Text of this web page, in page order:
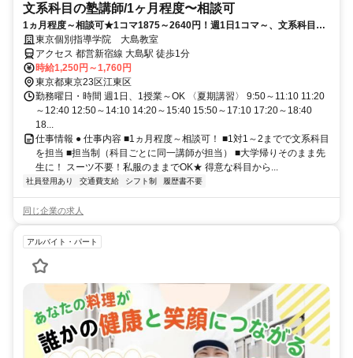
文系科目の塾講師/1ヶ月程度〜相談可
1ヵ月程度～相談可★1コマ1875～2640円！週1日1コマ～、文系科目を
担当！
東京個別指導学院 大島教室
アクセス 都営新宿線 大島駅 徒歩1分
時給1,250円～1,760円
東京都東京23区江東区
勤務曜日・時間 週1日、1授業～OK 〈夏期講習〉 9:50～11:10 11:20
～12:40 12:50～14:10 14:20～15:40 15:50～17:10 17:20～18:40
18...
仕事情報 ● 仕事内容 ■1ヵ月程度～相談可！ ■1対1～2までで文系科目
を担当 ■担当制（科目ごとに同一講師が担当） ■大学帰りそのまま先
生に！ スーツ不要！私服のままでOK★ 得意な科目から...
社員登用あり 交通費支給 シフト制 履歴書不要
同じ企業の求人
アルバイト・パート